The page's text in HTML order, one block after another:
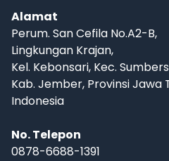
Alamat
Perum. San Cefila No.A2-B,
Lingkungan Krajan,
Kel. Kebonsari, Kec.
Kab. Jember, Provinsi Jawa
Indonesia
No. Telepon
0878-6688-1391